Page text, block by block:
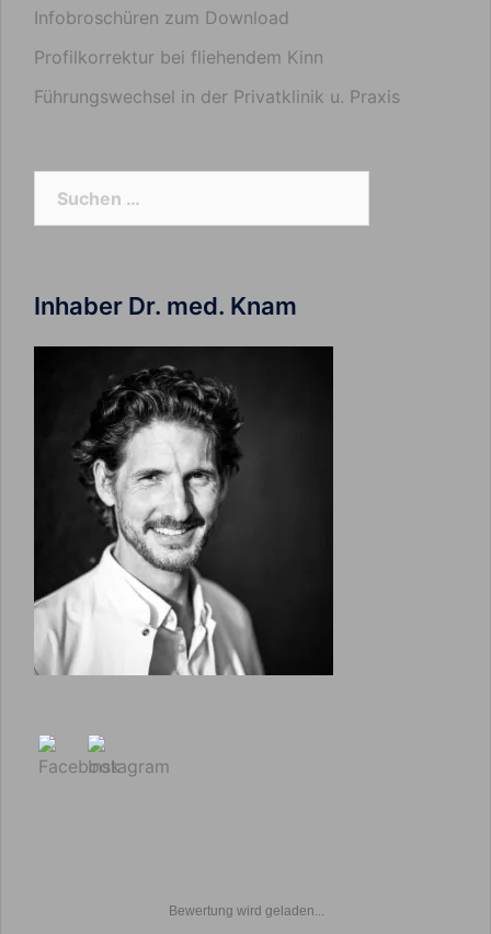
Infobroschüren zum Download
Profilkorrektur bei fliehendem Kinn
Führungswechsel in der Privatklinik u. Praxis
nach:
Inhaber Dr. med. Knam
Bewertung wird geladen...